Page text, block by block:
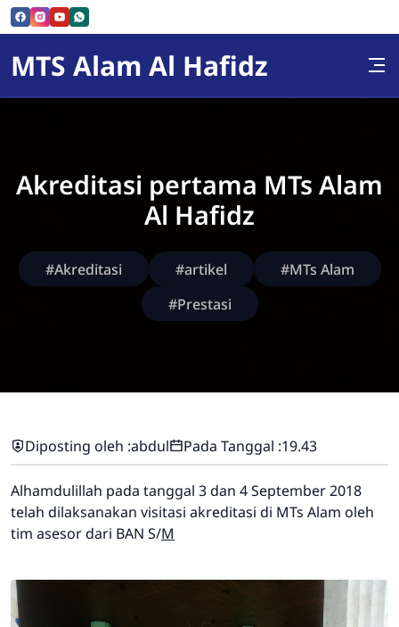
Skip to Content
MTS Alam Al Hafidz
Akreditasi pertama MTs Alam
Al Hafidz
#Akreditasi #artikel
#MTs Alam
#Prestasi
Diposting oleh :abdul Pada Tanggal :19.43
Alhamdulillah pada tanggal 3 dan 4 September 2018
telah dilaksanakan visitasi akreditasi di MTs Alam oleh
tim asesor dari BAN S/M